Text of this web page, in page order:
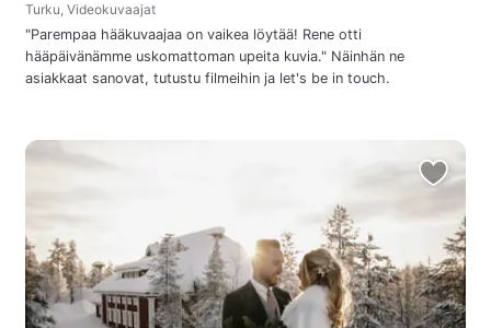
Turku, Videokuvaajat
"Parempaa hääkuvaajaa on vaikea löytää! Rene otti
hääpäivänämme uskomattoman upeita kuvia." Näinhän ne
asiakkaat sanovat, tutustu filmeihin ja let's be in touch.